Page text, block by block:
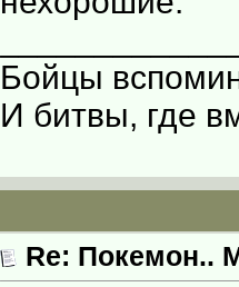
Бойцы
И битвы, где
Re: Покемон..